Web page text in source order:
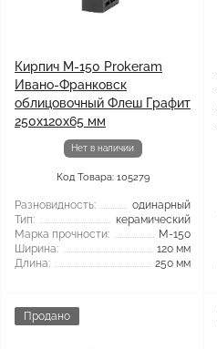
Кирпич М-150 Prokeram
Ивано-Франковск
облицовочный Флеш Графит
250х120х65 мм
Нет в наличии
Код Товара: 105279
Разновидность:
одинарный
Тип:
керамический
Марка прочности:
М-150
Ширина:
120 мм
Длина:
250 мм
Продано